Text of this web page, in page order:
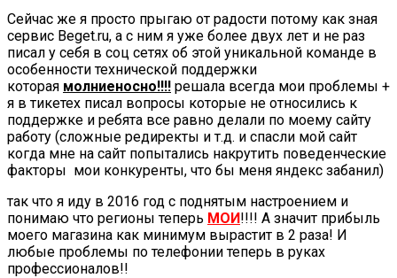
Сейчас же я просто прыгаю от радости потому как зная
сервис Beget.ru, а с ним я уже более двух лет и не раз
писал у себя в соц сетях об этой уникальной команде в
особенности технической поддержки
которая молниеносно!!!! решала всегда мои проблемы +
я в тикетех писал вопросы которые не относились к
поддержке и ребята все равно делали по моему сайту
работу (сложные редиректы и т.д. и спасли мой сайт
когда мне на сайт попытались накрутить поведенческие
факторы мои конкуренты, что бы меня яндекс забанил)
так что я иду в 2016 год с поднятым настроением и
понимаю что регионы теперь МОИ!!!! А значит прибыль
моего магазина как минимум вырастит в 2 раза! И
любые проблемы по телефонии теперь в руках
профессионалов!!